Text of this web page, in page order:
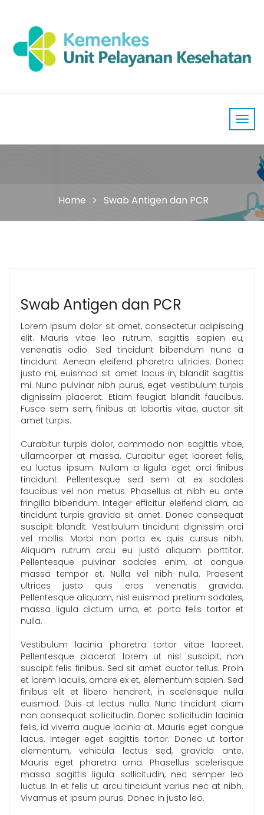
Home Swab Antigen dan PCR
Swab Antigen dan PCR
Lorem ipsum dolor sit amet, consectetur adipiscing
elit. Mauris vitae leo rutrum, sagittis sapien eu,
venenatis odio. Sed tincidunt bibendum nunc a
tincidunt. Aenean eleifend pharetra ultricies. Donec
justo mi, euismod sit amet lacus in, blandit sagittis
mi. Nunc pulvinar nibh purus, eget vestibulum turpis
dignissim placerat. Etiam feugiat blandit faucibus.
Fusce sem sem, finibus at lobortis vitae, auctor sit
amet turpis.
Curabitur turpis dolor, commodo non sagittis vitae,
ullamcorper at massa. Curabitur eget laoreet felis,
eu luctus ipsum. Nullam a ligula eget orci finibus
tincidunt. Pellentesque sed sem at ex sodales
faucibus vel non metus. Phasellus at nibh eu ante
fringilla bibendum. Integer efficitur eleifend diam, ac
tincidunt turpis gravida sit amet. Donec consequat
suscipit blandit. Vestibulum tincidunt dignissim orci
vel mollis. Morbi non porta ex, quis cursus nibh.
Aliquam rutrum arcu eu justo aliquam porttitor.
Pellentesque pulvinar sodales enim, at congue
massa tempor et. Nulla vel nibh nulla. Praesent
ultrices justo quis eros venenatis gravida.
Pellentesque aliquam, nisl euismod pretium sodales,
massa ligula dictum urna, et porta felis tortor et
nulla.
Vestibulum lacinia pharetra tortor vitae laoreet.
Pellentesque placerat lorem ut nisl suscipit, non
suscipit felis finibus. Sed sit amet auctor tellus. Proin
et lorem iaculis, ornare ex et, elementum sapien. Sed
finibus elit et libero hendrerit, in scelerisque nulla
euismod. Duis at lectus nulla. Nunc tincidunt diam
non consequat sollicitudin. Donec sollicitudin lacinia
felis, id viverra augue lacinia at. Mauris eget congue
lacus. Integer eget sagittis tortor. Donec ut tortor
elementum, vehicula lectus sed, gravida ante.
Mauris eget pharetra urna. Phasellus scelerisque
massa sagittis ligula sollicitudin, nec semper leo
luctus. In et felis ut arcu tincidunt varius nec at nibh.
Vivamus et ipsum purus. Donec in justo leo.